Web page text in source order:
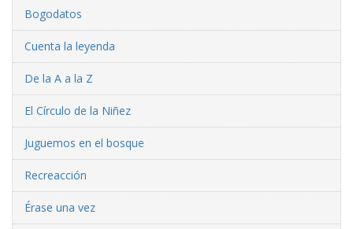
Bogodatos
Cuenta la leyenda
De la A a la Z
El Círculo de la Niñez
Juguemos en el bosque
Recreacción
Érase una vez